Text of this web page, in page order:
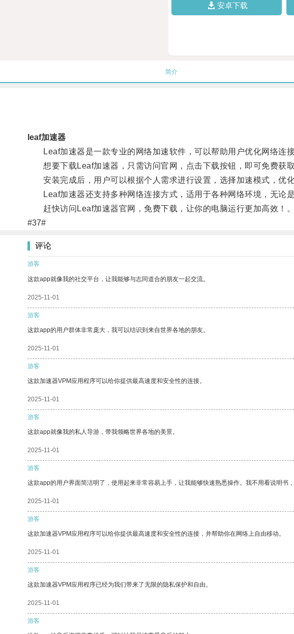
安卓下载
简介
leaf加速器
Leaf加速器是一款专业的网络加速软件，可以帮助用户优化网络连接
想要下载Leaf加速器，只需访问官网，点击下载按钮，即可免费获取
安装完成后，用户可以根据个人需求进行设置，选择加速模式，优化
Leaf加速器还支持多种网络连接方式，适用于各种网络环境，无论是
赶快访问Leaf加速器官网，免费下载，让你的电脑运行更加高效！。
#37#
评论
游客
这款app就像我的社交平台，让我能够与志同道合的朋友一起交流。
2025-11-01
游客
这款app的用户群体非常庞大，我可以结识到来自世界各地的朋友。
2025-11-01
游客
这款加速器VPM应用程序可以给你提供最高速度和安全性的连接。
2025-11-01
游客
这款app就像我的私人导游，带我领略世界各地的美景。
2025-11-01
游客
这款app的用户界面简洁明了，使用起来非常容易上手，让我能够快速熟悉操作。我不用看说明书
2025-11-01
游客
这款加速器VPM应用程序可以给你提供最高速度和安全性的连接，并帮助你在网络上自由移动。
2025-11-01
游客
这款加速器VPM应用程序已经为我们带来了无限的隐私保护和自由。
2025-11-01
游客